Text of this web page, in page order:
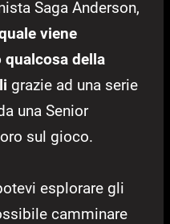
Saga Anderson,
viene
della
grazie ad una serie
una Senior
sul gioco.
esplorare gli
camminare